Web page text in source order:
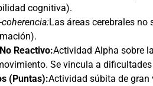
cognitiva).
Las áreas cerebrales no
Reactivo:Actividad Alpha sobre
Se vincula a
(Puntas):Actividad súbita de